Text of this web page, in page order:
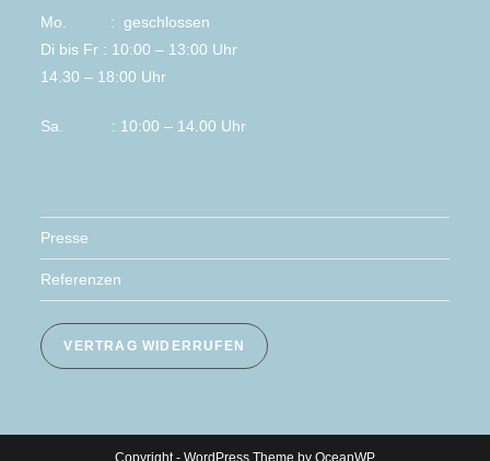
Mo. : geschlossen
Di bis Fr : 10:00 – 13:00 Uhr
14.30 – 18:00 Uhr
Sa. : 10:00 – 14.00 Uhr
Presse
Referenzen
VERTRAG WIDERRUFEN
Copyright - WordPress Theme by OceanWP